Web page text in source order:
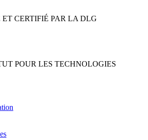
ET CERTIFIÉ PAR LA DLG
POUR LES TECHNOLOGIES